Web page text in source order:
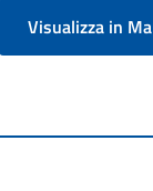
Visualizza in